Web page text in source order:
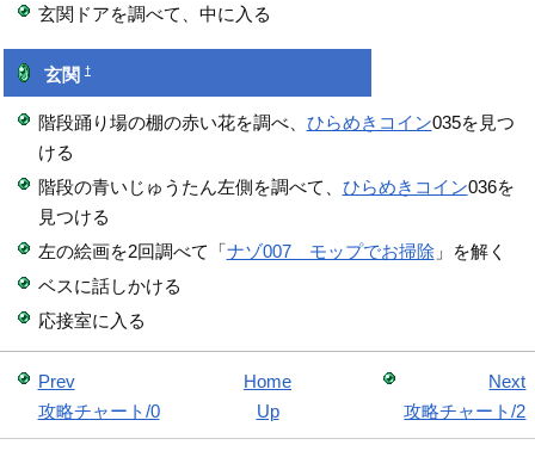
玄関ドアを調べて、中に入る
玄関 †
階段踊り場の棚の赤い花を調べ、 ひらめきコイン035を見つ
ける
階段の青いじゅうたん左側を調べて、 ひらめきコイン036を
見つける
左の絵画を2回調べて「ナゾ007 モップでお掃除」を解く
ベスに話しかける
応接室に入る
Prev
攻略チャート/0
Next
攻略チャート/2
Home
Up